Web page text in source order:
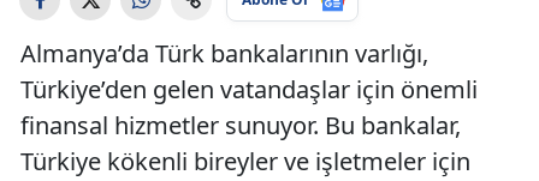
Almanya’da Türk bankalarının varlığı,
Türkiye’den gelen vatandaşlar için önemli
finansal hizmetler sunuyor. Bu bankalar,
Türkiye kökenli bireyler ve işletmeler için